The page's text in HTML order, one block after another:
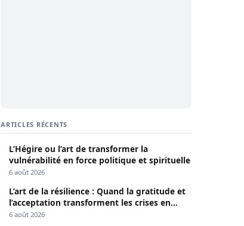
ARTICLES RÉCENTS
L’Hégire ou l’art de transformer la
vulnérabilité en force politique et spirituelle
6 août 2026
L’art de la résilience : Quand la gratitude et
l’acceptation transforment les crises en
opportunités
6 août 2026